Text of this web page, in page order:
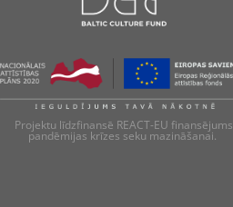
Projektu līdzfinansē REACT-EU finansējums
pandēmijas krīzes seku mazināšanai.